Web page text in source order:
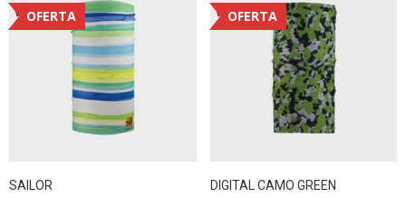
OFERTA
SAILOR
OFERTA
DIGITAL CAMO GREEN